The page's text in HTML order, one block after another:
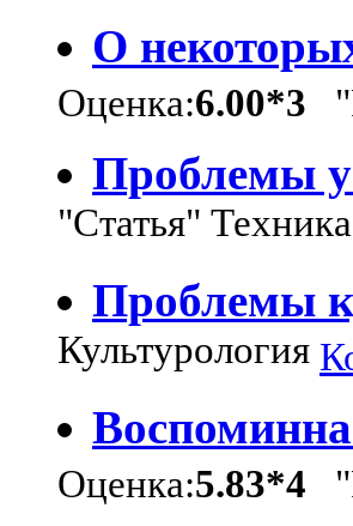
О
Оценка:6.00*3
Проблемы
"Статья" Техника
Проблемы
Культурология
Оценка:5.83*4